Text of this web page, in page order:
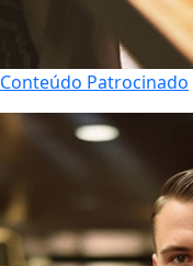
Conteúdo Patrocinado